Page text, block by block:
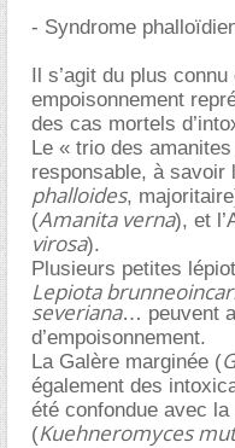
- Syndrome
Il s’agit du plus
empoisonnement
des cas mortels
Le « trio des
responsable, à savoir
phalloides,
(Amanita verna), et
virosa).
Plusieurs petites
Lepiota
severianapeuvent
d’empoisonnement.
La Galère marginée (
également des
été confondue avec
(Kuehneromyces